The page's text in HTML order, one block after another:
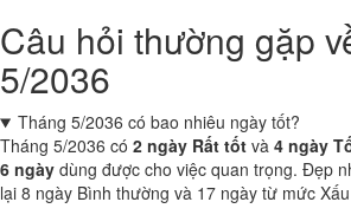
Câu hỏi thường gặp
5/2036
Tháng 5/2036 có bao nhiêu ngày tốt?
Tháng 5/2036 có 2 ngày Rất tốt và 4 ngày
6 ngày dùng được cho việc quan trọng. Đẹp
lại 8 ngày Bình thường và 17 ngày từ mức